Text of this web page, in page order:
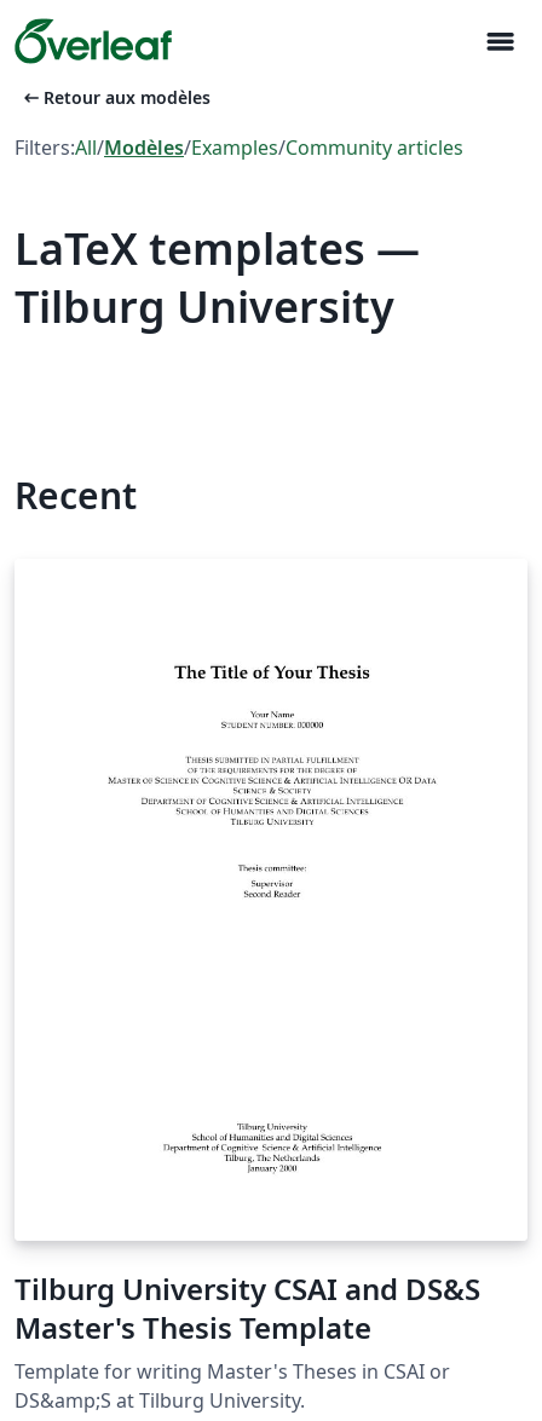
menu
arrow_left_alt Retour aux modèles
Filters:All/Modèles/Examples/Community articles
LaTeX templates —
Tilburg University
Recent
Tilburg University CSAI and DS&S
Master's Thesis Template
Template for writing Master's Theses in CSAI or
DS&amp;S at Tilburg University.